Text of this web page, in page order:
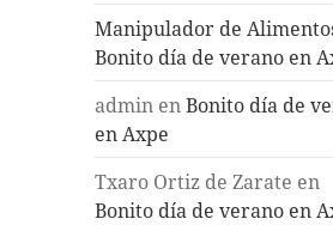
Manipulador de
Bonito día de verano en
admin enBonito día de
en Axpe
Txaro Ortiz de Zarate en
Bonito día de verano en